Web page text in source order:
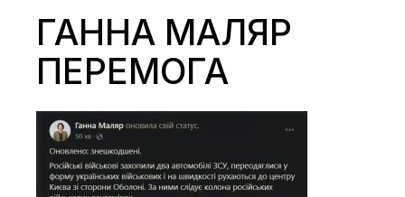
ГАННА МАЛЯР
ПЕРЕМОГА